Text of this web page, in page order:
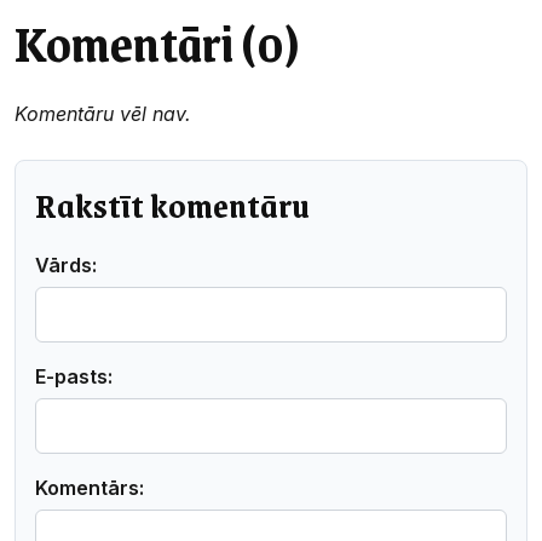
Komentāri (0)
Komentāru vēl nav.
Rakstīt komentāru
Vārds:
E-pasts:
Komentārs: